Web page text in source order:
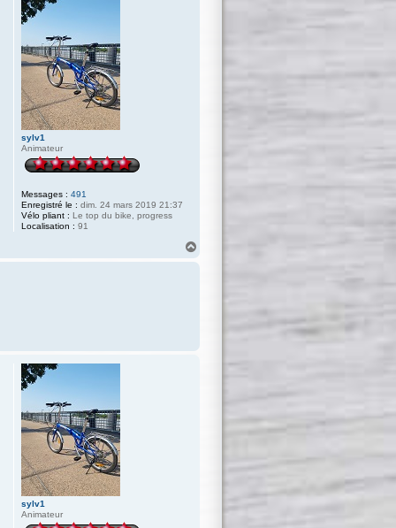
sylv1
Animateur
Messages : 491
Enregistré le : dim. 24 mars 2019 21:37
Vélo pliant : Le top du bike, progress
Localisation : 91
sylv1
Animateur